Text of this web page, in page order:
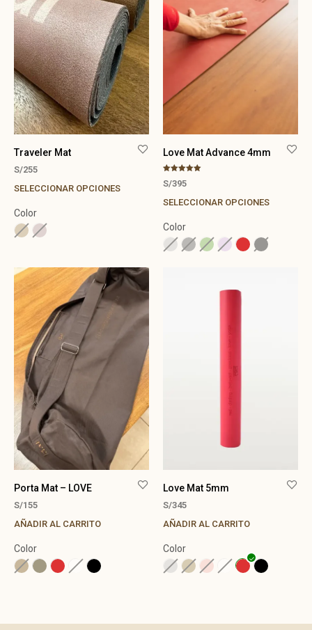
Traveler Mat
S/255
SELECCIONAR OPCIONES
Color
Love Mat Advance 4mm
5.00
S/395
SELECCIONAR OPCIONES
Color
Porta Mat – LOVE
S/155
AÑADIR AL CARRITO
Color
Love Mat 5mm
S/345
AÑADIR AL CARRITO
Color